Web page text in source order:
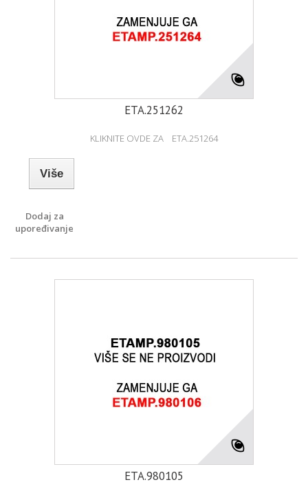
ETA.251262
KLIKNITE OVDE ZA ETA.251264
Više
Dodaj za
upoređivanje
ETA.980105